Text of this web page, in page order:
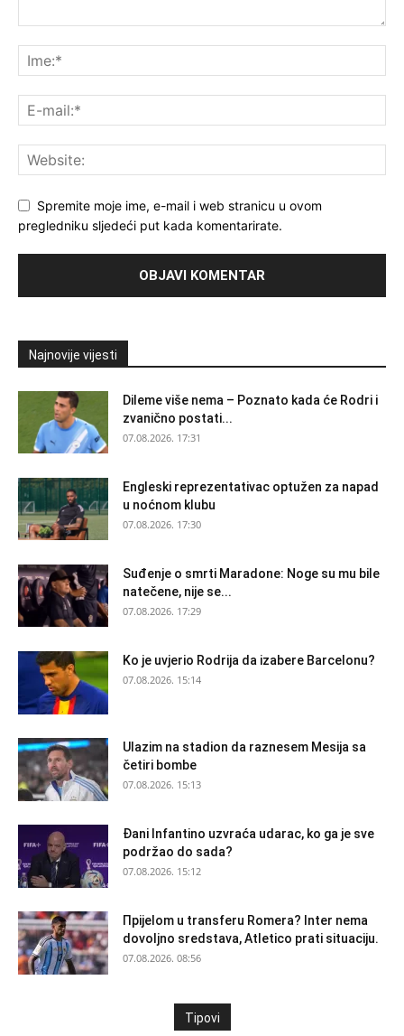
Spremite moje ime, e-mail i web stranicu u ovom
pregledniku sljedeći put kada komentarirate.
Najnovije vijesti
Dileme više nema – Poznato kada će Rodri i
zvanično postati...
07.08.2026. 17:31
Engleski reprezentativac optužen za napad
u noćnom klubu
07.08.2026. 17:30
Suđenje o smrti Maradone: Noge su mu bile
natečene, nije se...
07.08.2026. 17:29
Ko je uvjerio Rodrija da izabere Barcelonu?
07.08.2026. 15:14
Ulazim na stadion da raznesem Mesija sa
četiri bombe
07.08.2026. 15:13
Đani Infantino uzvraća udarac, ko ga je sve
podržao do sada?
07.08.2026. 15:12
Прijelom u transferu Romera? Inter nema
dovoljno sredstava, Atletico prati situaciju.
07.08.2026. 08:56
Tipovi